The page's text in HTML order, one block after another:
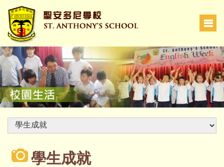
學生成就